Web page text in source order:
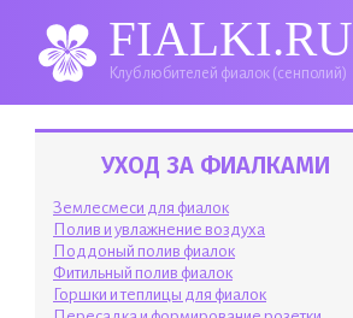
FIALKI.RU
Клуб любителей фиалок (сенполий)
УХОД ЗА ФИАЛКАМИ
Землесмеси для фиалок
Полив и увлажнение воздуха
Поддоный полив фиалок
Фитильный полив фиалок
Горшки и теплицы для фиалок